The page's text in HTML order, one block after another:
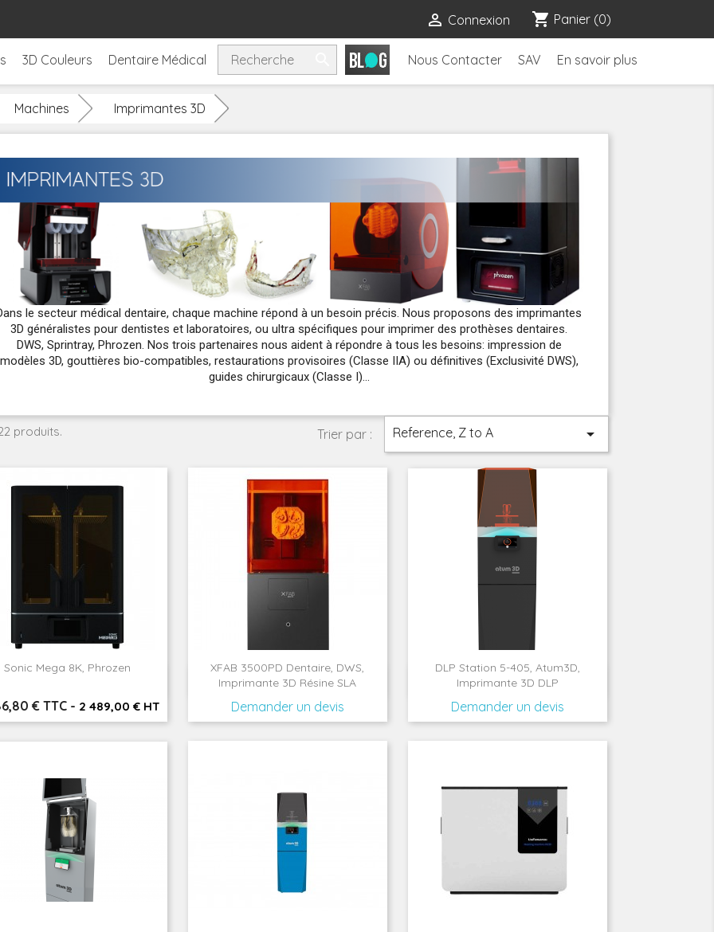
 Connexion shopping_cart Panier (0)
3D Couleurs Dentaire Médical Nous Contacter SAV En savoir plus
Machines Imprimantes 3D
le secteur médical dentaire, chaque machine répond à un besoin précis. Nous proposons des imprimantes
3D généralistes pour dentistes et laboratoires, ou ultra spécifiques pour imprimer des prothèses dentaires.
DWS, Sprintray, Phrozen. Nos trois partenaires nous aident à répondre à tous les besoins: impression de
modèles 3D, gouttières bio-compatibles, restaurations provisoires (Classe IIA) ou définitives (Exclusivité DWS),
guides chirurgicaux (Classe I)...
produits. Trier par : Reference, Z to A 
Sonic Mega 8K, Phrozen
€ TTC - 2 489,00 € HT
XFAB 3500PD Dentaire, DWS,
Imprimante 3D Résine SLA
Demander un devis
Aperçu rapide
DLP Station 5-405, Atum3D,
Imprimante 3D DLP
Demander un devis
Aperçu rapide